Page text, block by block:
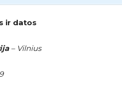
ir datos
– Vilnius